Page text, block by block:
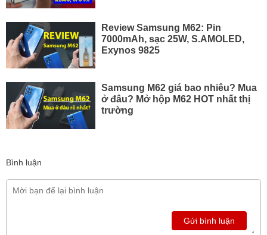
Review Samsung M62: Pin
7000mAh, sạc 25W, S.AMOLED,
Exynos 9825
Samsung M62 giá bao nhiêu? Mua
ở đâu? Mở hộp M62 HOT nhất thị
trường
Bình luận
Gửi bình luận